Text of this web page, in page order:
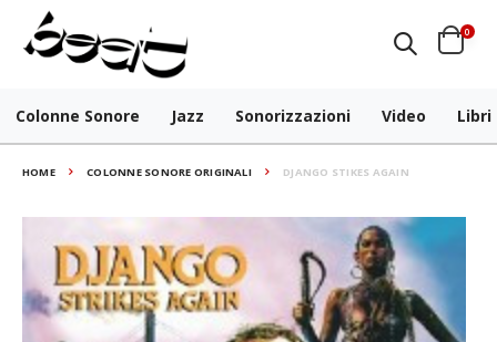
0
Colonne Sonore Jazz Sonorizzazioni Video Libri
HOME COLONNE SONORE ORIGINALI DJANGO STIKES AGAIN